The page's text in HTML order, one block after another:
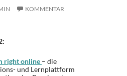
KOMMENTAR
right online – die
und Lernplattform